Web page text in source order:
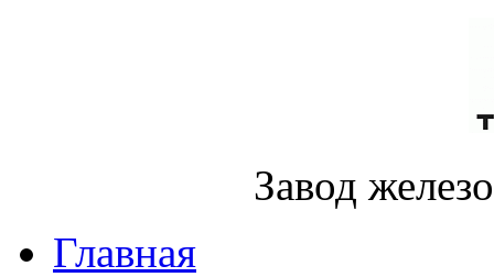
Завод
Главная